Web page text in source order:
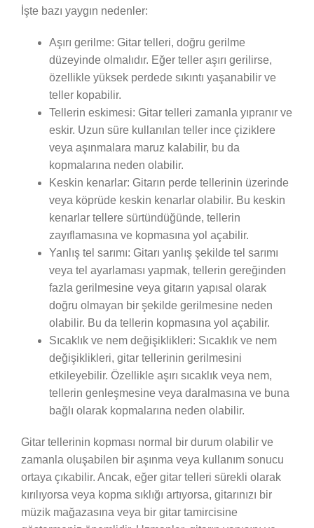
İşte bazı yaygın nedenler:
Aşırı gerilme: Gitar telleri, doğru gerilme
düzeyinde olmalıdır. Eğer teller aşırı gerilirse,
özellikle yüksek perdede sıkıntı yaşanabilir ve
teller kopabilir.
Tellerin eskimesi: Gitar telleri zamanla yıpranır ve
eskir. Uzun süre kullanılan teller ince çiziklere
veya aşınmalara maruz kalabilir, bu da
kopmalarına neden olabilir.
Keskin kenarlar: Gitarın perde tellerinin üzerinde
veya köprüde keskin kenarlar olabilir. Bu keskin
kenarlar tellere sürtündüğünde, tellerin
zayıflamasına ve kopmasına yol açabilir.
Yanlış tel sarımı: Gitarı yanlış şekilde tel sarımı
veya tel ayarlaması yapmak, tellerin gereğinden
fazla gerilmesine veya gitarın yapısal olarak
doğru olmayan bir şekilde gerilmesine neden
olabilir. Bu da tellerin kopmasına yol açabilir.
Sıcaklık ve nem değişiklikleri: Sıcaklık ve nem
değişiklikleri, gitar tellerinin gerilmesini
etkileyebilir. Özellikle aşırı sıcaklık veya nem,
tellerin genleşmesine veya daralmasına ve buna
bağlı olarak kopmalarına neden olabilir.
Gitar tellerinin kopması normal bir durum olabilir ve
zamanla oluşabilen bir aşınma veya kullanım sonucu
ortaya çıkabilir. Ancak, eğer gitar telleri sürekli olarak
kırılıyorsa veya kopma sıklığı artıyorsa, gitarınızı bir
müzik mağazasına veya bir gitar tamircisine